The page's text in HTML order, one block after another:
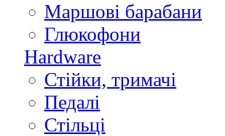
Маршові барабани
Глюкофони
Hardware
Стійки, тримачі
Педалі
Стільці